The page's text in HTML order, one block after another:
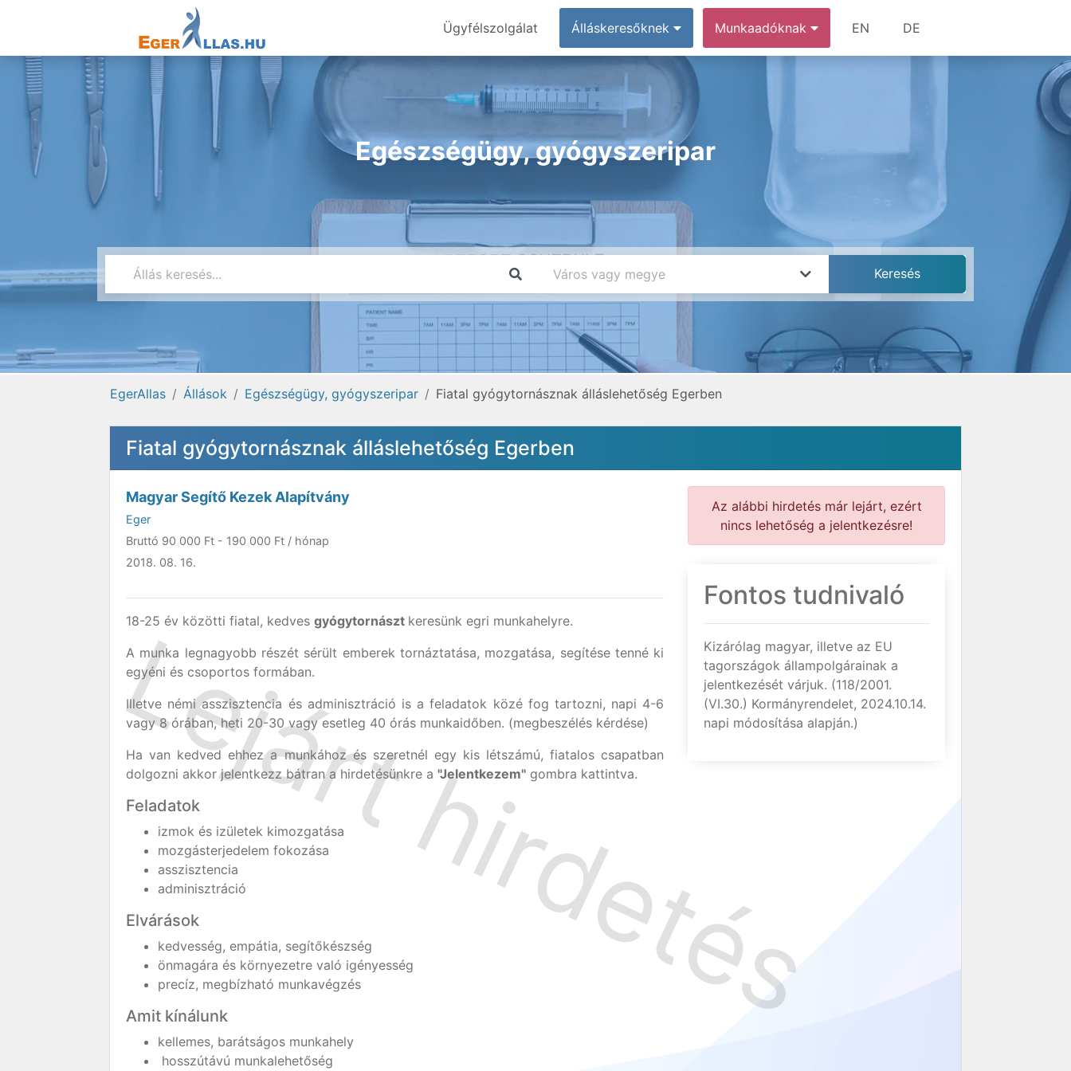
Ügyfélszolgálat Álláskeresőknek Munkaadóknak EN DE
Egészségügy, gyógyszeripar
EgerAllas Állások Egészségügy, gyógyszeripar Fiatal gyógytornásznak álláslehetőség Egerben
Fiatal gyógytornásznak álláslehetőség Egerben
Magyar Segítő Kezek Alapítvány
Eger
Bruttó 90 000 Ft - 190 000 Ft / hónap
2018. 08. 16.
18-25 év közötti fiatal, kedves gyógytornászt keresünk egri munkahelyre.
A munka legnagyobb részét sérült emberek tornáztatása, mozgatása, segítése tenné ki
egyéni és csoportos formában.
Illetve némi asszisztencia és adminisztráció is a feladatok közé fog tartozni, napi 4-6
vagy 8 órában, heti 20-30 vagy esetleg 40 órás munkaidőben. (megbeszélés kérdése)
Ha van kedved ehhez a munkához és szeretnél egy kis létszámú, fiatalos csapatban
dolgozni akkor jelentkezz bátran a hirdetésünkre a "Jelentkezem" gombra kattintva.
Feladatok
izmok és izületek kimozgatása
mozgásterjedelem fokozása
asszisztencia
adminisztráció
Elvárások
kedvesség, empátia, segítőkészség
önmagára és környezetre való igényesség
precíz, megbízható munkavégzés
Amit kínálunk
kellemes, barátságos munkahely
hosszútávú munkalehetőség
Az alábbi hirdetés már lejárt, ezért
nincs lehetőség a jelentkezésre!
Fontos tudnivaló
Kizárólag magyar, illetve az EU
tagországok állampolgárainak a
jelentkezését várjuk. (118/2001.
(VI.30.) Kormányrendelet, 2024.10.14.
napi módosítása alapján.)